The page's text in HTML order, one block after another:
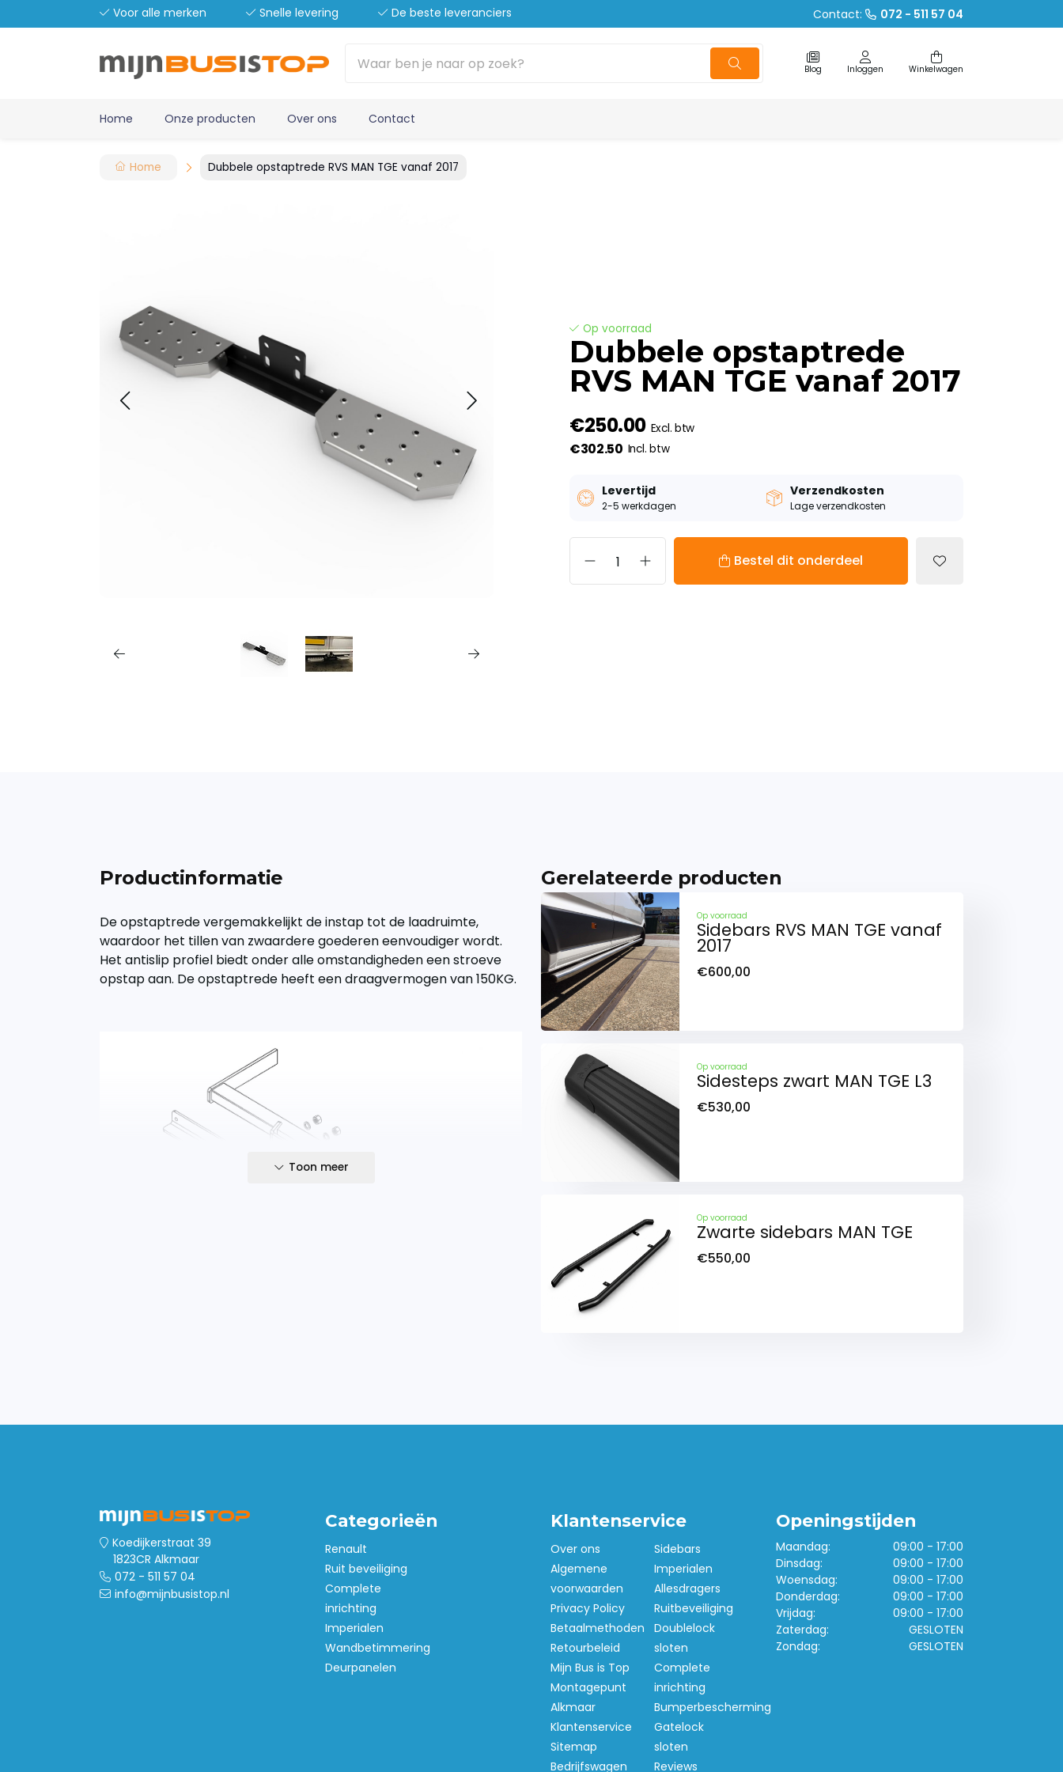
Voor alle merken Snelle levering De beste leveranciers Contact: 072 - 511 57 04
Blog Inloggen Winkelwagen
Home Onze producten Over ons Contact
Home Dubbele opstaptrede RVS MAN TGE vanaf 2017
Op voorraad
Dubbele opstaptrede
RVS MAN TGE vanaf 2017
€250.00 Excl. btw
€302.50 Incl. btw
Levertijd
2-5 werkdagen
Verzendkosten
Lage verzendkosten
Bestel dit onderdeel
Productinformatie
De opstaptrede vergemakkelijkt de instap tot de laadruimte,
waardoor het tillen van zwaardere goederen eenvoudiger wordt.
Het antislip profiel biedt onder alle omstandigheden een stroeve
opstap aan. De opstaptrede heeft een draagvermogen van 150KG.
Toon meer
Gerelateerde producten
Op voorraad
Sidebars RVS MAN TGE vanaf
2017
€600,00
Op voorraad
Sidesteps zwart MAN TGE L3
€530,00
Op voorraad
Zwarte sidebars MAN TGE
€550,00
Koedijkerstraat 39
1823CR Alkmaar
072 - 511 57 04
info@mijnbusistop.nl
Categorieën
Renault
Ruit beveiliging
Complete
inrichting
Imperialen
Wandbetimmering
Deurpanelen
Klantenservice
Over ons
Algemene
voorwaarden
Privacy Policy
Betaalmethoden
Retourbeleid
Mijn Bus is Top
Montagepunt
Alkmaar
Klantenservice
Sitemap
Bedrijfswagen
Sidebars
Imperialen
Allesdragers
Ruitbeveiliging
Doublelock
sloten
Complete
inrichting
Bumperbescherming
Gatelock
sloten
Reviews
Openingstijden
Maandag:
09:00 - 17:00
Dinsdag:
09:00 - 17:00
Woensdag:
09:00 - 17:00
Donderdag:
09:00 - 17:00
Vrijdag:
09:00 - 17:00
Zaterdag:
GESLOTEN
Zondag:
GESLOTEN